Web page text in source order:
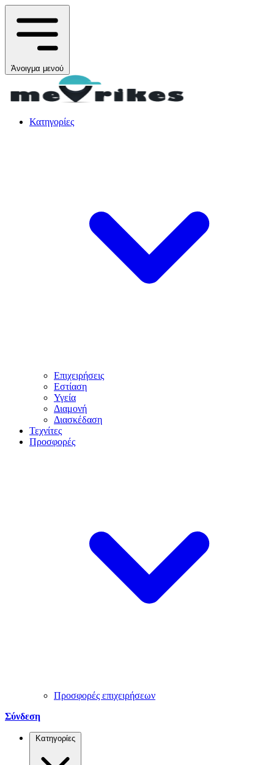
Άνοιγμα μενού
Κατηγορίες
Επιχειρήσεις
Εστίαση
Υγεία
Διαμονή
Διασκέδαση
Τεχνίτες
Προσφορές
Προσφορές επιχειρήσεων
Σύνδεση
Κατηγορίες